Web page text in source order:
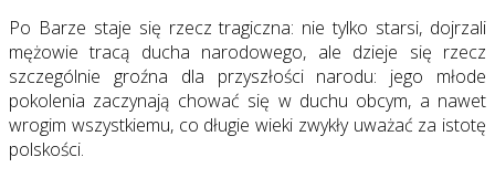
Po Barze staje się rzecz tragiczna: nie tylko starsi, dojrzali
mężowie tracą ducha narodowego, ale dzieje się rzecz
szczególnie groźna dla przyszłości narodu: jego młode
pokolenia zaczynają chować się w duchu obcym, a nawet
wrogim wszystkiemu, co długie wieki zwykły uważać za istotę
polskości.